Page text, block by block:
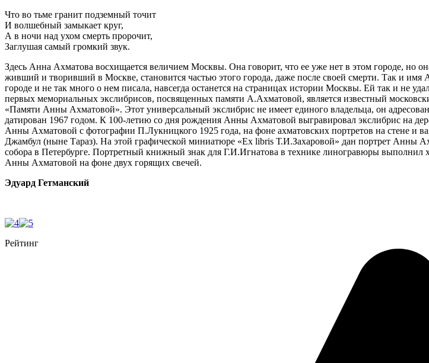
Что во тьме гранит подземный точит
И волшебный замыкает круг,
А в ночи над ухом смерть пророчит,
Заглушая самый громкий звук.
Здесь Анна Ахматова восхищается величием Москвы. Она говорит, что ее уже нет в этом городе, но
живший и творивший в Москве, становится частью этого города, даже после своей смерти. Так и
городе и не так много о нем писала, навсегда останется на страницах истории Москвы. Ей так и не
первых мемориальных экслибрисов, посвященных памяти А.Ахматовой, является известный
«Памяти Анны Ахматовой». Этот универсальный экслибрис не имеет единого владельца, он
датирован 1967 годом. К 100-летию со дня рождения Анны Ахматовой выгравировал экслибрис на
Анны Ахматовой с фотографии П.Лукницкого 1925 года, на фоне ахматовских портретов на стене и
Джамбул (ныне Тараз). На этой графической миниатюре «Ex libris Т.И.Захаровой» дан портрет Анны
собора в Петербурге. Портретный книжный знак для Г.И.Игнатова в технике линогравюры
Анны Ахматовой на фоне двух горящих свечей.
Эдуард Гетманский
Рейтинг